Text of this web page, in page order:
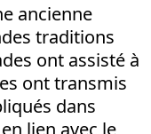
ancienne
traditions
ont assisté à
ont transmis
dans
lien avec le